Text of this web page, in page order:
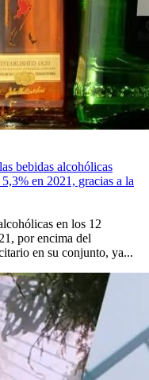
bebidas alcohólicas
en 2021, gracias a la
en los 12
por encima del
en su conjunto, ya...